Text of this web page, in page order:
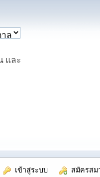
และ
เข้าสู่ระบบ สมัครสม